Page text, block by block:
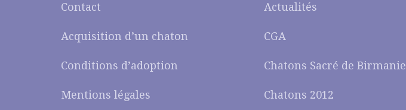
Contact
Acquisition d’un chaton
Conditions d’adoption
Mentions légales
Actualités
CGA
Chatons Sacré de Birmanie
Chatons 2012